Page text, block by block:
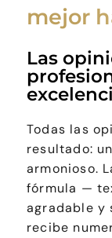
mejor
Las
Todas las
resultado:
armonioso.
fórmula —
agradable y
recibe